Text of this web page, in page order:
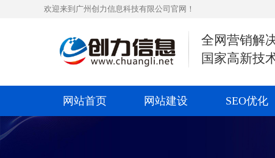
欢迎来到广州创力信息科技有限公司官网！
全网营销解
国家高新技
网站首页 网站建设 SEO优化